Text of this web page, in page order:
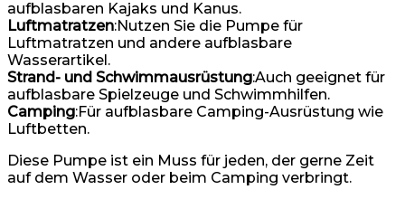
aufblasbaren Kajaks und Kanus.
Luftmatratzen:Nutzen Sie die Pumpe für
Luftmatratzen und andere aufblasbare
Wasserartikel.
Strand- und Schwimmausrüstung:Auch geeignet für
aufblasbare Spielzeuge und Schwimmhilfen.
Camping:Für aufblasbare Camping-Ausrüstung wie
Luftbetten.
Diese Pumpe ist ein Muss für jeden, der gerne Zeit
auf dem Wasser oder beim Camping verbringt.